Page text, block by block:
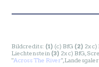
Bildcredits: (1) (c) BfG (2) 2x
Liechtenstein (3) 2xc) BfG,
"Across The River",